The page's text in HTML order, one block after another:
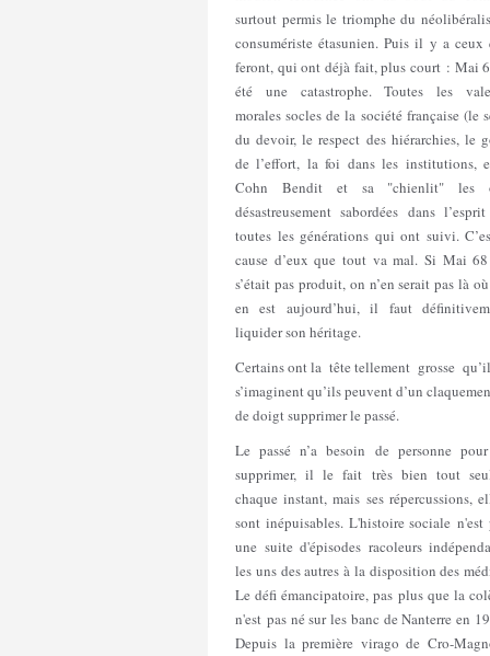
surtout permis le triomphe du
consumériste étasunien. Puis il y a ceux
feront, qui ont déjà fait, plus court : Mai
été une catastrophe. Toutes les
morales socles de la société française (le
du devoir, le respect des hiérarchies, le
de l’effort, la foi dans les institutions,
Cohn Bendit et sa "chienlit" les
désastreusement sabordées dans
toutes les générations qui ont suivi.
cause d’eux que tout va mal. Si Mai
s’était pas produit, on n’en serait pas là
en est aujourd’hui, il faut
liquider son héritage.
Certains ont la tête tellement grosse
s’imaginent qu’ils peuvent d’un
de doigt supprimer le passé.
Le passé n’a besoin de personne
supprimer, il le fait très bien tout
chaque instant, mais ses répercussions,
sont inépuisables. L'histoire sociale n'est
une suite d'épisodes racoleurs
les uns des autres à la disposition des
Le défi émancipatoire, pas plus que la
n'est pas né sur les banc de Nanterre en
Depuis la première virago de Cro-